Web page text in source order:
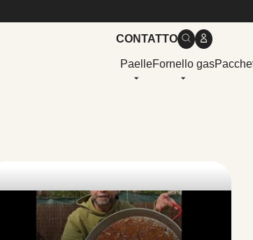
CONTATTO
PaelleFornello gas